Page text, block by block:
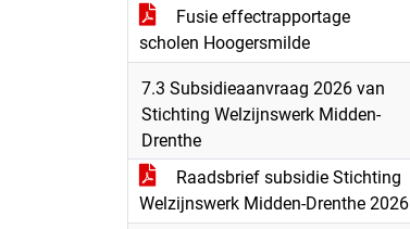
Fusie effectrapportage
scholen Hoogersmilde
7.3 Subsidieaanvraag 2026 van
Stichting Welzijnswerk Midden-
Drenthe
Raadsbrief subsidie Stichting
Welzijnswerk Midden-Drenthe 2026